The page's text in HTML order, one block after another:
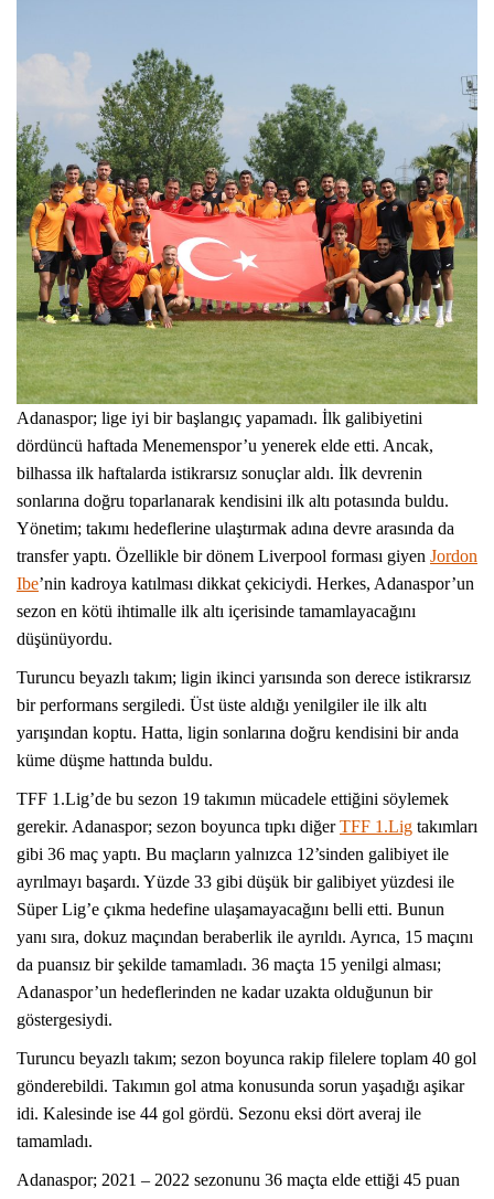
Adanaspor; lige iyi bir başlangıç yapamadı. İlk galibiyetini
dördüncü haftada Menemenspor’u yenerek elde etti. Ancak,
bilhassa ilk haftalarda istikrarsız sonuçlar aldı. İlk devrenin
sonlarına doğru toparlanarak kendisini ilk altı potasında buldu.
Yönetim; takımı hedeflerine ulaştırmak adına devre arasında da
transfer yaptı. Özellikle bir dönem Liverpool forması giyen Jordon
Ibe’nin kadroya katılması dikkat çekiciydi. Herkes, Adanaspor’un
sezon en kötü ihtimalle ilk altı içerisinde tamamlayacağını
düşünüyordu.
Turuncu beyazlı takım; ligin ikinci yarısında son derece istikrarsız
bir performans sergiledi. Üst üste aldığı yenilgiler ile ilk altı
yarışından koptu. Hatta, ligin sonlarına doğru kendisini bir anda
küme düşme hattında buldu.
TFF 1.Lig’de bu sezon 19 takımın mücadele ettiğini söylemek
gerekir. Adanaspor; sezon boyunca tıpkı diğerTFF 1.Lig takımları
gibi 36 maç yaptı. Bu maçların yalnızca 12’sinden galibiyet ile
ayrılmayı başardı. Yüzde 33 gibi düşük bir galibiyet yüzdesi ile
Süper Lig’e çıkma hedefine ulaşamayacağını belli etti. Bunun
yanı sıra, dokuz maçından beraberlik ile ayrıldı. Ayrıca, 15 maçını
da puansız bir şekilde tamamladı. 36 maçta 15 yenilgi alması;
Adanaspor’un hedeflerinden ne kadar uzakta olduğunun bir
göstergesiydi.
Turuncu beyazlı takım; sezon boyunca rakip filelere toplam 40 gol
gönderebildi. Takımın gol atma konusunda sorun yaşadığı aşikar
idi. Kalesinde ise 44 gol gördü. Sezonu eksi dört averaj ile
tamamladı.
Adanaspor; 2021 – 2022 sezonunu 36 maçta elde ettiği 45 puan